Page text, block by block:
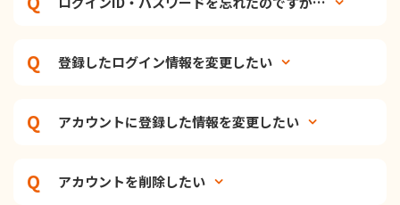
登録したログイン情報を変更したい
アカウントに登録した情報を変更したい
アカウントを削除したい